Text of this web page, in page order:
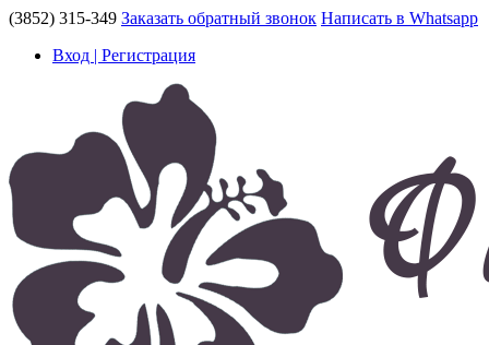
(3852) 315-349 Заказать обратный звонок Написать в Whatsapp
Вход | Регистрация